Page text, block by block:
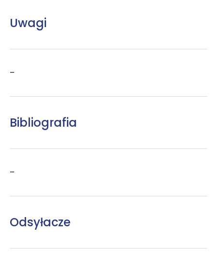
Uwagi
–
Bibliografia
–
Odsyłacze